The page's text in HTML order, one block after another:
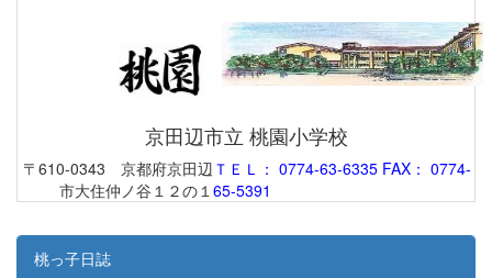
京田辺市立 桃園小学校
〒610-0343 京都府京田辺
市大住仲ノ谷１２の１
ＴＥＬ： 0774-63-6335 FAX： 0774-
65-5391
桃っ子日誌